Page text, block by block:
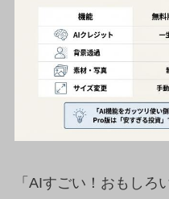
「AIすごい！おもしろ